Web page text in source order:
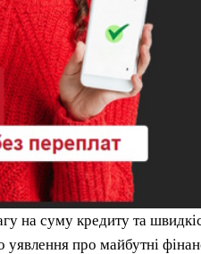
на суму кредиту та
уявлення про майбутні